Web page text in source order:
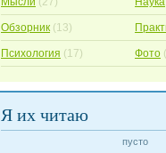
Обзорник (13)
Психология (17) Фото
Я их читаю
пусто